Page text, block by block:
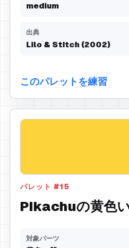
medium
出典
Lilo & Stitch (2002)
このパレットを練習
パレット #15
Pikachuの黄色
対象パーツ